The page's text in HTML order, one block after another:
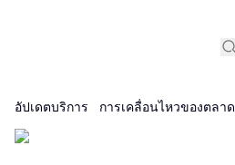
อัปเดตบริการ การเคลื่อนไหวของตลาด